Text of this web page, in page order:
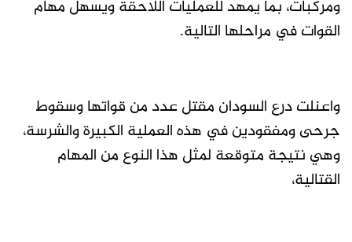
ومركبات، بما يمهّد للعمليات اللاحقة ويُسهّل مهام
القوات في مراحلها التالية.
واعنلت درع السودان مقتل عدد من قواتها وسقوط
جرحى ومفقودين في هذه العملية الكبيرة والشرسة،
وهي نتيجة متوقعة لمثل هذا النوع من المهام
القتالية،